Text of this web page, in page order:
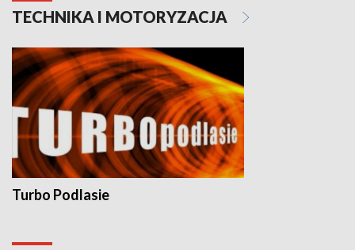
TECHNIKA I MOTORYZACJA
Turbo Podlasie